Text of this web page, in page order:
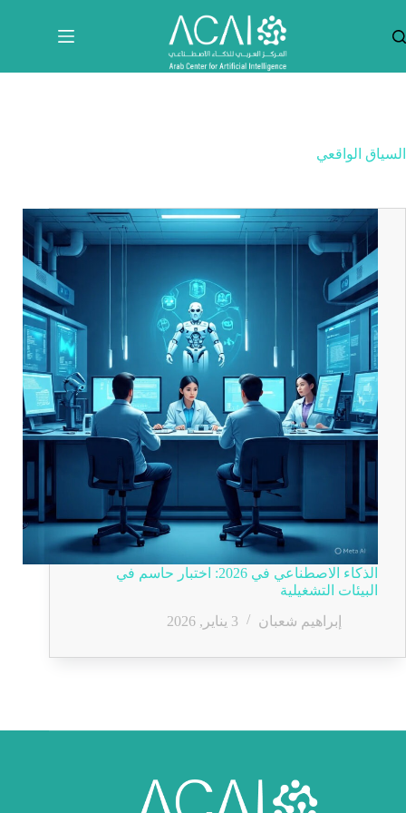
المحتوى
السياق الواقعي
الذكاء الاصطناعي في 2026: اختبار حاسم في
البيئات التشغيلية
إبراهيم شعبان
3 يناير, 2026